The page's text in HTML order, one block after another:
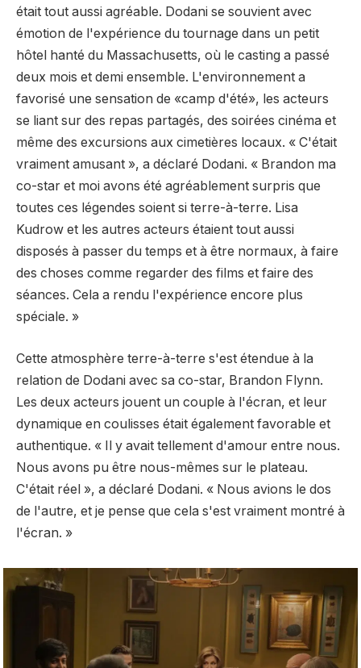
était tout aussi agréable. Dodani se souvient avec
émotion de l'expérience du tournage dans un petit
hôtel hanté du Massachusetts, où le casting a passé
deux mois et demi ensemble. L'environnement a
favorisé une sensation de «camp d'été», les acteurs
se liant sur des repas partagés, des soirées cinéma et
même des excursions aux cimetières locaux. « C'était
vraiment amusant », a déclaré Dodani. « Brandon ma
co-star et moi avons été agréablement surpris que
toutes ces légendes soient si terre-à-terre. Lisa
Kudrow et les autres acteurs étaient tout aussi
disposés à passer du temps et à être normaux, à faire
des choses comme regarder des films et faire des
séances. Cela a rendu l'expérience encore plus
spéciale. »
Cette atmosphère terre-à-terre s'est étendue à la
relation de Dodani avec sa co-star, Brandon Flynn.
Les deux acteurs jouent un couple à l'écran, et leur
dynamique en coulisses était également favorable et
authentique. « Il y avait tellement d'amour entre nous.
Nous avons pu être nous-mêmes sur le plateau.
C'était réel », a déclaré Dodani. « Nous avions le dos
de l'autre, et je pense que cela s'est vraiment montré à
l'écran. »